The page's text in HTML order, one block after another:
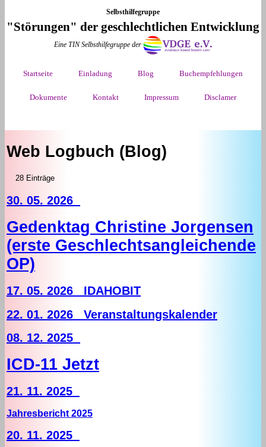
Selbsthilfegruppe
"Störungen" der geschlechtlichen Entwicklung
Eine TIN Selbsthilfegruppe der
Startseite Einladung Blog Buchempfehlungen
Dokumente Kontakt Impressum Disclamer
Web Logbuch (Blog)
28 Einträge
30. 05. 2026
Gedenktag Christine Jorgensen
(erste Geschlechtsangleichende
OP)
17. 05. 2026 IDAHOBIT
22. 01. 2026 Veranstaltungskalender
08. 12. 2025
ICD-11 Jetzt
21. 11. 2025
Jahresbericht 2025
20. 11. 2025